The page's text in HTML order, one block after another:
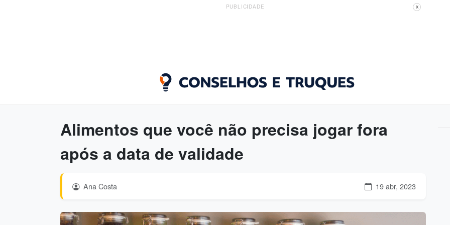
PUBLICIDADE X
Alimentos que você não precisa jogar fora
após a data de validade
Ana Costa 19 abr, 2023